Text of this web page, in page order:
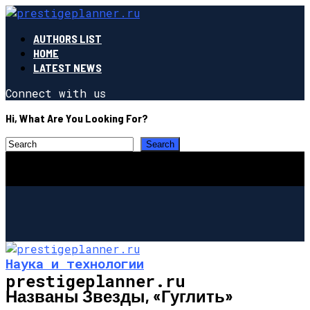
AUTHORS LIST
HOME
LATEST NEWS
Connect with us
Hi, What Are You Looking For?
prestigeplanner.ru
Наука и технологии
Названы Звезды, «гуглить»